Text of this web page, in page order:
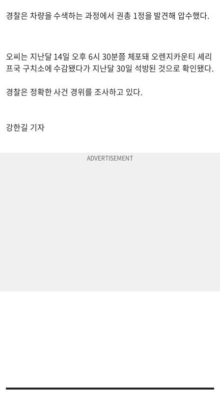
경찰은 차량을 수색하는 과정에서 권총 1정을 발견해 압수했다.
오씨는 지난달 14일 오후 6시 30분쯤 체포돼 오렌지카운티 셰리
프국 구치소에 수감됐다가 지난달 30일 석방된 것으로 확인됐다.
경찰은 정확한 사건 경위를 조사하고 있다.
강한길 기자